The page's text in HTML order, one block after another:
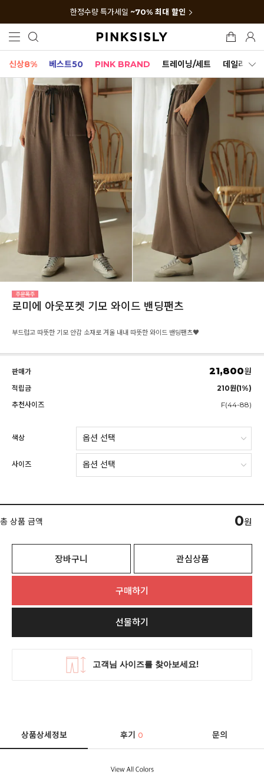
한정수량 특가세일 ~70% 최대 할인
신상8% 베스트50 PINK BRAND 트레이닝/세트 데일리세트
로미에 아웃포켓 기모 와이드 밴딩팬츠
부드럽고 따뜻한 기모 안감 소재로 겨울 내내 따뜻한 와이드 밴딩팬츠♥
판매가 21,800원
적립금
210원(1%)
추천사이즈
F(44-88)
색상
사이즈
총 상품 금액 0원
장바구니 관심상품
구매하기
선물하기
상품상세정보 후기0 문의